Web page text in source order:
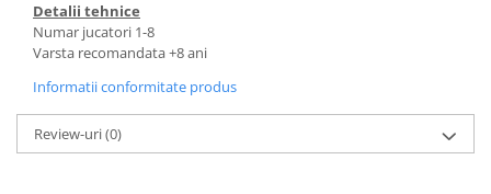
Detalii tehnice
Numar jucatori 1-8
Varsta recomandata +8 ani
Informatii conformitate produs
Review-uri(0)